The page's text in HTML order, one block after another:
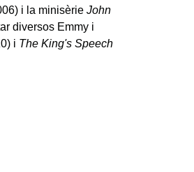
i la minisèrieJohn
diversos Emmy i
i The King's Speech